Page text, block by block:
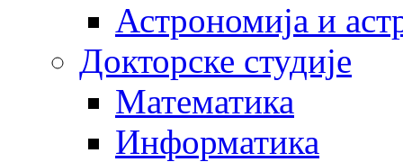
Астрономија и
Докторске студије
Математика
Информатика